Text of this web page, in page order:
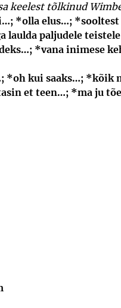
keelest tõlkinud
*olla elus…;
laulda paljudele
*vana inimese
*oh kui saaks…; *kõik
et teen…; *ma ju